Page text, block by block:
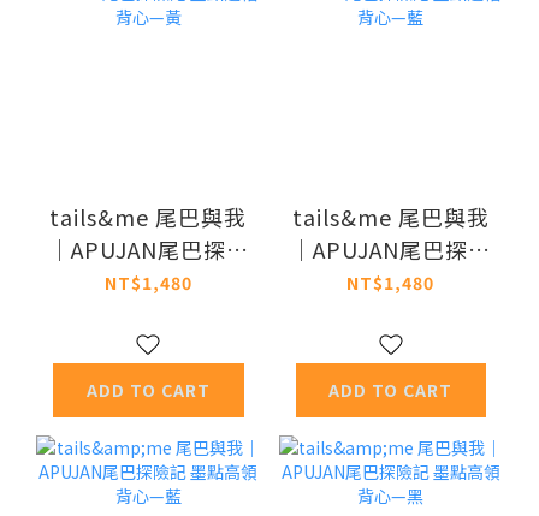
tails&me 尾巴與我
｜APUJAN尾巴探險
記 墨點連帽背心—
NT$1,480
ADD TO CART
tails&me 尾巴與我
｜APUJAN尾巴探險
記 墨點連帽背心—
NT$1,480
ADD TO CART